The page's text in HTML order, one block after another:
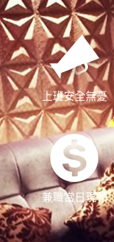
上班安全無憂
兼職當日現領